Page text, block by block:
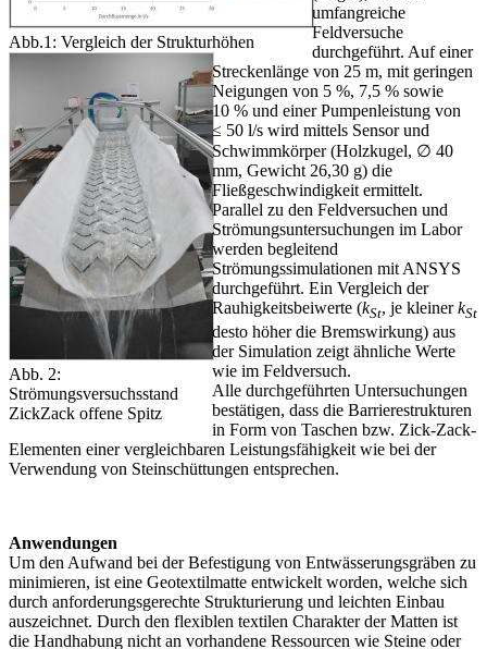
Abb.1: Vergleich der Strukturhöhen
Abb. 2:
Strömungsversuchsstand
ZickZack offene Spitz
umfangreiche
Feldversuche
durchgeführt. Auf einer
Streckenlänge von 25 m, mit geringen
Neigungen von 5 %, 7,5 % sowie
10 % und einer Pumpenleistung von
≤ 50 l/s wird mittels Sensor und
Schwimmkörper (Holzkugel, ∅ 40
mm, Gewicht 26,30 g) die
Fließgeschwindigkeit ermittelt.
Parallel zu den Feldversuchen und
Strömungsuntersuchungen im Labor
werden begleitend
Strömungssimulationen mit ANSYS
durchgeführt. Ein Vergleich der
Rauhigkeitsbeiwerte (kSt, je kleinerkSt
desto höher die Bremswirkung) aus
der Simulation zeigt ähnliche Werte
wie im Feldversuch.
Alle durchgeführten Untersuchungen
bestätigen, dass die Barrierestrukturen
in Form von Taschen bzw. Zick-Zack-
Elementen einer vergleichbaren Leistungsfähigkeit wie bei der
Verwendung von Steinschüttungen entsprechen.
Anwendungen
Um den Aufwand bei der Befestigung von Entwässerungsgräben zu
minimieren, ist eine Geotextilmatte entwickelt worden, welche sich
durch anforderungsgerechte Strukturierung und leichten Einbau
auszeichnet. Durch den flexiblen textilen Charakter der Matten ist
die Handhabung nicht an vorhandene Ressourcen wie Steine oder